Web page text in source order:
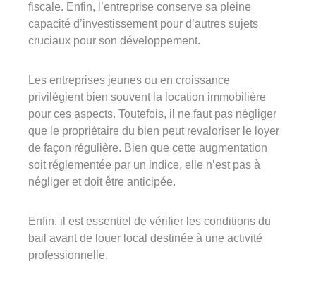
fiscale. Enfin, l’entreprise conserve sa pleine
capacité d’investissement pour d’autres sujets
cruciaux pour son développement.
Les entreprises jeunes ou en croissance
privilégient bien souvent la location immobilière
pour ces aspects. Toutefois, il ne faut pas négliger
que le propriétaire du bien peut revaloriser le loyer
de façon régulière. Bien que cette augmentation
soit réglementée par un indice, elle n’est pas à
négliger et doit être anticipée.
Enfin, il est essentiel de vérifier les conditions du
bail avant de louer local destinée à une activité
professionnelle.